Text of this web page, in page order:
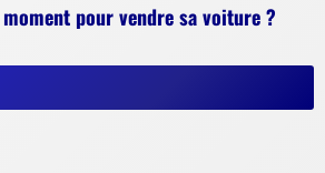
pour vendre sa voiture ?